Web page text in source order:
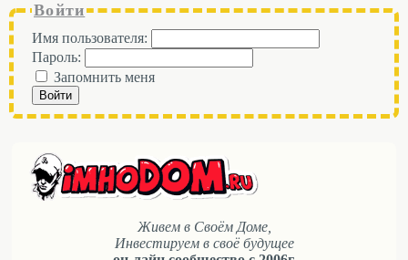
Войти
Имя пользователя:
Пароль:
Запомнить меня
Войти
Живем в Своём Доме,
Инвестируем в своё будущее